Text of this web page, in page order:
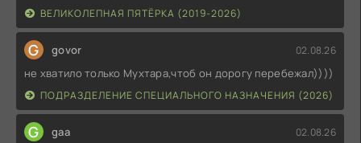
ВЕЛИКОЛЕПНАЯ ПЯТЁРКА (2019-2026)
G govor 02.08.26
не хватило только Мухтара,чтоб он дорогу перебежал))))
ПОДРАЗДЕЛЕНИЕ СПЕЦИАЛЬНОГО НАЗНАЧЕНИЯ (2026)
G gaa 02.08.26